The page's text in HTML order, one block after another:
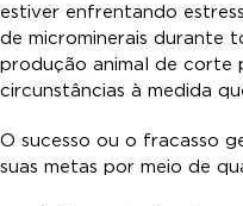
estiver enfrentando
de microminerais durante
produção animal de corte
circunstâncias à medida
O sucesso ou o fracasso
suas metas por meio de